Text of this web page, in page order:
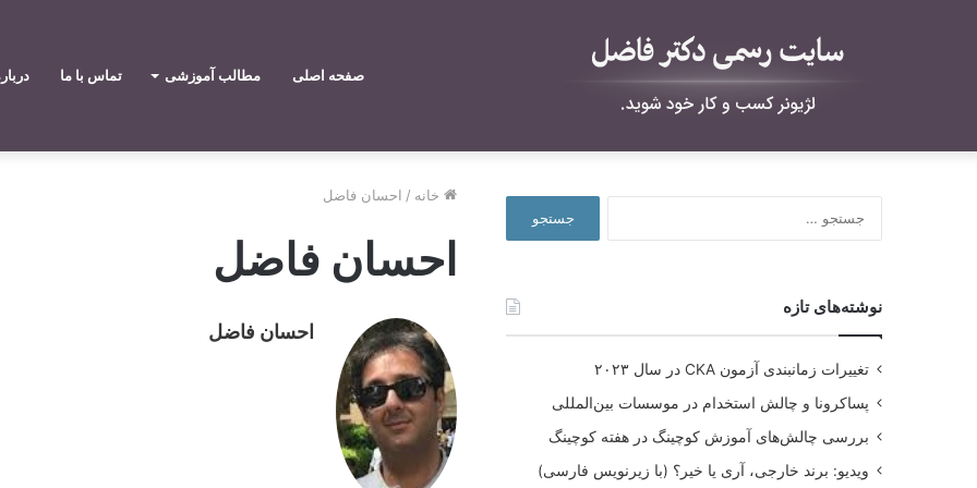
صفحه اصلی مطالب آموزشی تماس با ما
خانه / احسان فاضل
احسان فاضل
احسان فاضل
نوشته‌های تازه
تغییرات زمانبندی آزمون CKA در سال ۲۰۲۳
پساکرونا و چالش استخدام در موسسات بین‌المللی
بررسی چالش‌های آموزش کوچینگ در هفته کوچینگ
ویدیو: برند خارجی، آری یا خیر؟ (با زیرنویس فارسی)